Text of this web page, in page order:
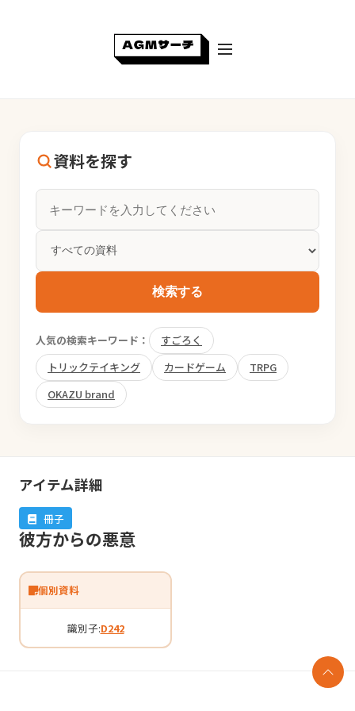
資料を探す
検索する
人気の検索キーワード：
すごろく
トリックテイキング
カードゲーム
TRPG
OKAZU brand
アイテム詳細
冊子
彼方からの悪意
個別資料
識別子:D242